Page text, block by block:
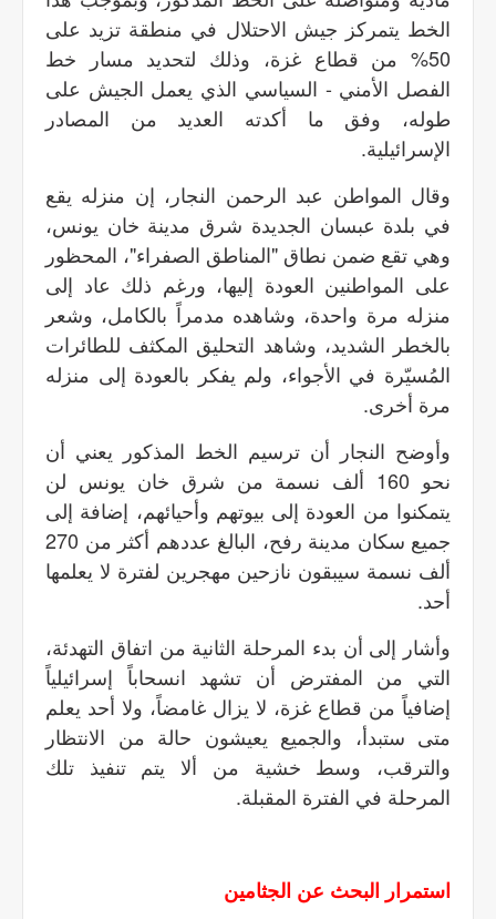
الخط يتمركز جيش الاحتلال في منطقة تزيد على
50% من قطاع غزة، وذلك لتحديد مسار خط
الفصل الأمني - السياسي الذي يعمل الجيش على
طوله، وفق ما أكدته العديد من المصادر
الإسرائيلية.
وقال المواطن عبد الرحمن النجار، إن منزله يقع
في بلدة عبسان الجديدة شرق مدينة خان يونس،
وهي تقع ضمن نطاق "المناطق الصفراء"، المحظور
على المواطنين العودة إليها، ورغم ذلك عاد إلى
منزله مرة واحدة، وشاهده مدمراً بالكامل، وشعر
بالخطر الشديد، وشاهد التحليق المكثف للطائرات
المُسيّرة في الأجواء، ولم يفكر بالعودة إلى منزله
مرة أخرى.
وأوضح النجار أن ترسيم الخط المذكور يعني أن
نحو 160 ألف نسمة من شرق خان يونس لن
يتمكنوا من العودة إلى بيوتهم وأحيائهم، إضافة إلى
جميع سكان مدينة رفح، البالغ عددهم أكثر من 270
ألف نسمة سيبقون نازحين مهجرين لفترة لا يعلمها
أحد.
وأشار إلى أن بدء المرحلة الثانية من اتفاق التهدئة،
التي من المفترض أن تشهد انسحاباً إسرائيلياً
إضافياً من قطاع غزة، لا يزال غامضاً، ولا أحد يعلم
متى ستبدأ، والجميع يعيشون حالة من الانتظار
والترقب، وسط خشية من ألا يتم تنفيذ تلك
المرحلة في الفترة المقبلة.
استمرار البحث عن الجثامين